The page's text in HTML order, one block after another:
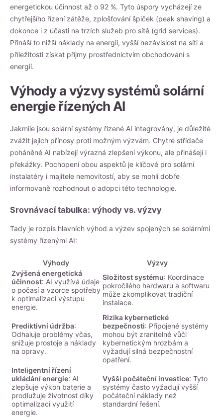
energetickou účinnost až o 92 %. Tyto úspory vycházejí ze
chytřejšího řízení zátěže, zplošťování špiček (peak shaving) a
dokonce i z účasti na trzích služeb pro sítě (grid services).
Přináší to nižší náklady na energii, vyšší nezávislost na síti a
příležitosti získat příjmy prostřednictvím obchodování s
energií.
Výhody a výzvy systémů solární
energie řízených AI
Jakmile jsou solární systémy řízené AI integrovány, je důležité
zvážit jejich přínosy proti možným výzvám. Chytré střídače
poháněné AI nabízejí výrazná zlepšení výkonu, ale přinášejí i
překážky. Pochopení obou aspektů je klíčové pro solární
instalatéry i majitele nemovitostí, aby se mohli dobře
informovaně rozhodnout o adopci této technologie.
Srovnávací tabulka: výhody vs. výzvy
Tady je rozpis hlavních výhod a výzev spojených se solárními
systémy řízenými AI:
Výhody
Výzvy
Zvýšená energetická
účinnost: AI využívá údaje
o počasí a vzorce spotřeby
k optimalizaci výstupu
energie.
Složitost systému: Koordinace
pokročilého hardwaru a softwaru
může zkomplikovat tradiční
instalace.
Prediktivní údržba:
Odhaluje problémy včas,
snižuje prostoje a náklady
na opravy.
Rizika kybernetické
bezpečnosti: Připojené systémy
mohou být zranitelné vůči
kybernetickým hrozbám a
vyžadují silná bezpečnostní
opatření.
Inteligentní řízení
ukládání energie: AI
zlepšuje výkon baterie a
prodlužuje životnost díky
optimalizaci využití
energie.
Vyšší počáteční investice: Tyto
systémy často vyžadují vyšší
počáteční náklady než
standardní řešení.